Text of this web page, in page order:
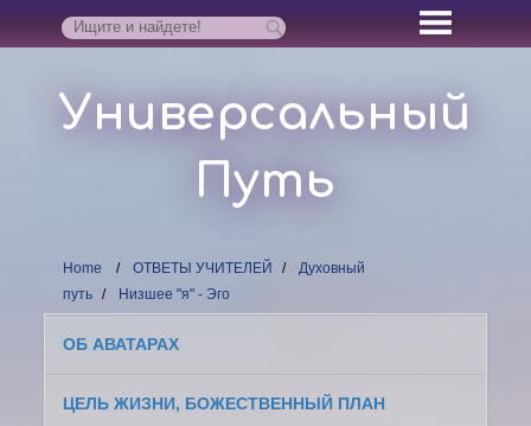
Универсальный
Путь
Home ОТВЕТЫ УЧИТЕЛЕЙ
Духовный
путь
Низшее "я" - Эго
ОБ АВАТАРАХ
ЦЕЛЬ ЖИЗНИ, БОЖЕСТВЕННЫЙ ПЛАН